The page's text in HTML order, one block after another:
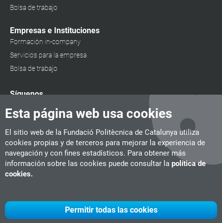
Esta página web usa cookies
El sitio web de la Fundació Politècnica de Catalunya utiliza
cookies propias y de terceros para mejorar la experiencia de
navegación y con fines estadísticos. Para obtener más
información sobre las cookies puede consultar la política de
cookies.
Permitir todas las cookies
Bolsa de trabajo
Empresas e Instituciones
Formación in-company
Servicios para la empresa
Bolsa de trabajo
Síguenos